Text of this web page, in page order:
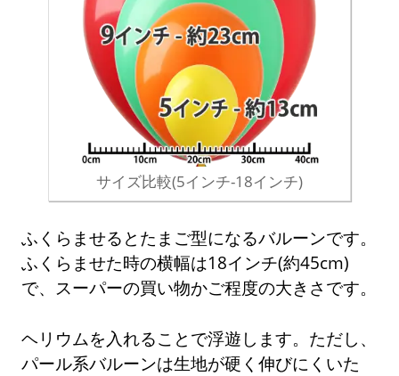
サイズ比較(5インチ-18インチ)
ふくらませるとたまご型になるバルーンです。
ふくらませた時の横幅は18インチ(約45cm)
で、スーパーの買い物かご程度の大きさです。
ヘリウムを入れることで浮遊します。ただし、
パール系バルーンは生地が硬く伸びにくいた